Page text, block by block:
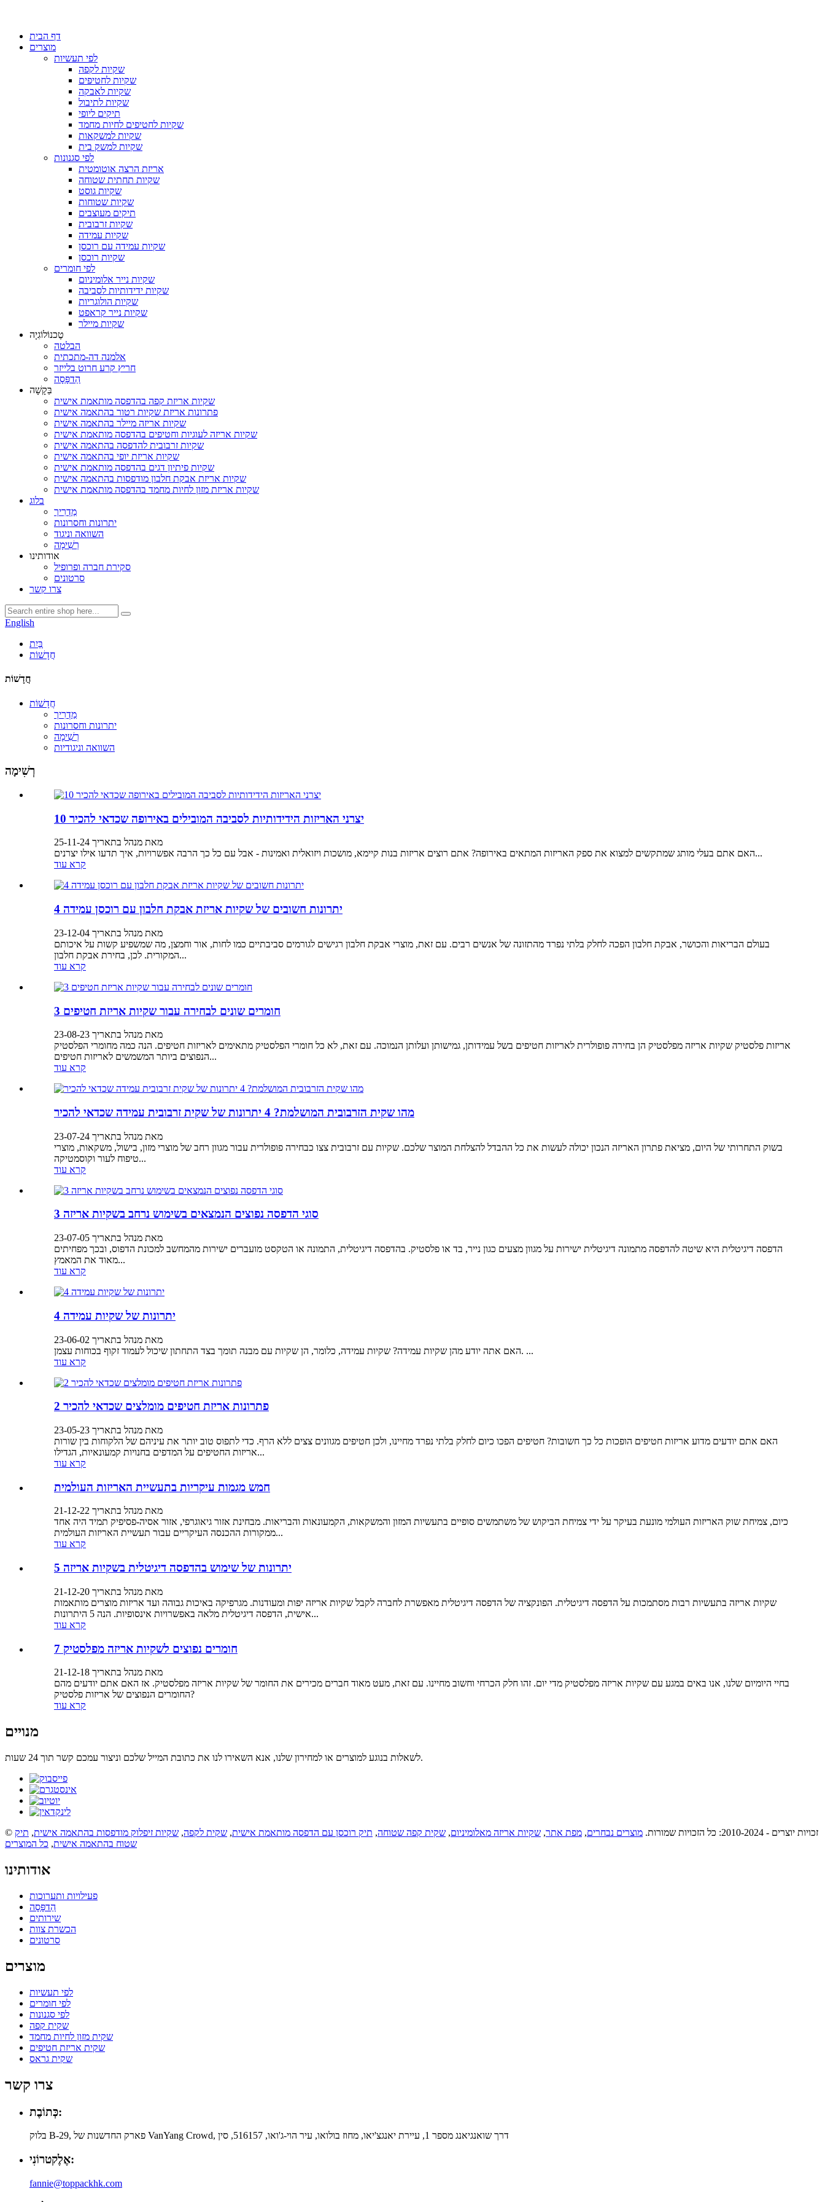
דף הבית
מוצרים
לפי תעשיות
שקיות לקפה
שקיות לחטיפים
שקיות לאבקה
שקיות לתיבול
תיקים ליופי
שקיות לחטיפים לחיות מחמד
שקיות למשקאות
שקיות למשק בית
לפי סגנונות
אריזת הרצה אוטומטית
שקיות תחתית שטוחה
שקיות גוסט
שקיות שטוחות
תיקים מעוצבים
שקיות זרבובית
שקיות עמידה
שקיות עמידה עם רוכסן
שקיות רוכסן
לפי חומרים
שקיות נייר אלומיניום
שקיות ידידותיות לסביבה
שקיות הולוגריות
שקיות נייר קראפט
שקיות מיילר
טֶכנוֹלוֹגִיָה
הבלטה
אלמנה דה-מתכתית
חריץ קרע חרוט בלייזר
הַדפָּסָה
בַּקָשָׁה
שקיות אריזת קפה בהדפסה מותאמת אישית
פתרונות אריזת שקיות רטור בהתאמה אישית
שקיות אריזה מיילר בהתאמה אישית
שקיות אריזה לעוגיות וחטיפים בהדפסה מותאמת אישית
שקיות זרבובית להדפסה בהתאמה אישית
שקיות אריזת יופי בהתאמה אישית
שקיות פיתיון דגים בהדפסה מותאמת אישית
שקיות אריזת אבקת חלבון מודפסות בהתאמה אישית
שקיות אריזת מזון לחיות מחמד בהדפסה מותאמת אישית
בלוג
מַדְרִיך
יתרונות וחסרונות
השוואה וניגוד
רְשִׁימָה
אודותינו
סקירת חברה ופרופיל
סרטונים
צרו קשר
English
בַּיִת
חֲדָשׁוֹת
חֲדָשׁוֹת
חֲדָשׁוֹת
מַדְרִיך
יתרונות וחסרונות
רְשִׁימָה
השוואה וניגודיות
רְשִׁימָה
10 יצרני האריזות הידידותיות לסביבה המובילים באירופה שכדאי להכיר
מאת מנהל בתאריך 25-11-24
האם אתם בעלי מותג שמתקשים למצוא את ספק האריזות המתאים באירופה? אתם רוצים אריזות בנות קיימא, מושכות ויזואלית ואמינות - אבל עם כל כך הרבה אפשרויות, איך תדעו אילו יצרנים...
קרא עוד
4 יתרונות חשובים של שקיות אריזת אבקת חלבון עם רוכסן עמידה
מאת מנהל בתאריך 23-12-04
בעולם הבריאות והכושר, אבקת חלבון הפכה לחלק בלתי נפרד מהתזונה של אנשים רבים. עם זאת, מוצרי אבקת חלבון רגישים לגורמים סביבתיים כמו לחות, אור וחמצן, מה שמשפיע קשות על איכותם
המקורית. לכן, בחירת אבקת חלבון...
קרא עוד
3 חומרים שונים לבחירה עבור שקיות אריזת חטיפים
מאת מנהל בתאריך 23-08-23
אריזות פלסטיק שקיות אריזה מפלסטיק הן בחירה פופולרית לאריזות חטיפים בשל עמידותן, גמישותן ועלותן הנמוכה. עם זאת, לא כל חומרי הפלסטיק מתאימים לאריזות חטיפים. הנה כמה מחומרי הפלסטיק
הנפוצים ביותר המשמשים לאריזות חטיפים...
קרא עוד
מהו שקית הזרבובית המושלמת? 4 יתרונות של שקית זרבובית עמידה שכדאי להכיר
מאת מנהל בתאריך 23-07-24
בשוק התחרותי של היום, מציאת פתרון האריזה הנכון יכולה לעשות את כל ההבדל להצלחת המוצר שלכם. שקיות עם זרבובית צצו כבחירה פופולרית עבור מגוון רחב של מוצרי מזון, בישול, משקאות, מוצרי
טיפוח לעור וקוסמטיקה...
קרא עוד
3 סוגי הדפסה נפוצים הנמצאים בשימוש נרחב בשקיות אריזה
מאת מנהל בתאריך 23-07-05
הדפסה דיגיטלית היא שיטה להדפסה מתמונה דיגיטלית ישירות על מגוון מצעים כגון נייר, בד או פלסטיק. בהדפסה דיגיטלית, התמונה או הטקסט מועברים ישירות מהמחשב למכונת הדפוס, ובכך מפחיתים
מאוד את המאמץ...
קרא עוד
4 יתרונות של שקיות עמידה
מאת מנהל בתאריך 23-06-02
האם אתה יודע מהן שקיות עמידה? שקיות עמידה, כלומר, הן שקיות עם מבנה תומך בצד התחתון שיכול לעמוד זקוף בכוחות עצמן. ...
קרא עוד
2 פתרונות אריזת חטיפים מומלצים שכדאי להכיר
מאת מנהל בתאריך 23-05-23
האם אתם יודעים מדוע אריזות חטיפים הופכות כל כך חשובות? חטיפים הפכו כיום לחלק בלתי נפרד מחיינו, ולכן חטיפים מגוונים צצים ללא הרף. כדי לתפוס טוב יותר את עיניהם של הלקוחות בין שורות
אריזות החטיפים על המדפים בחנויות קמעונאיות, הגדילו...
קרא עוד
חמש מגמות עיקריות בתעשיית האריזות העולמית
מאת מנהל בתאריך 21-12-22
כיום, צמיחת שוק האריזות העולמי מונעת בעיקר על ידי צמיחת הביקוש של משתמשים סופיים בתעשיות המזון והמשקאות, הקמעונאות והבריאות. מבחינת אזור גיאוגרפי, אזור אסיה-פסיפיק תמיד היה אחד
ממקורות ההכנסה העיקריים עבור תעשיית האריזות העולמית...
קרא עוד
5 יתרונות של שימוש בהדפסה דיגיטלית בשקיות אריזה
מאת מנהל בתאריך 21-12-20
שקיות אריזה בתעשיות רבות מסתמכות על הדפסה דיגיטלית. הפונקציה של הדפסה דיגיטלית מאפשרת לחברה לקבל שקיות אריזה יפות ומעודנות. מגרפיקה באיכות גבוהה ועד אריזות מוצרים מותאמות
אישית, הדפסה דיגיטלית מלאה באפשרויות אינסופיות. הנה 5 היתרונות...
קרא עוד
7 חומרים נפוצים לשקיות אריזה מפלסטיק
מאת מנהל בתאריך 21-12-18
בחיי היומיום שלנו, אנו באים במגע עם שקיות אריזה מפלסטיק מדי יום. זהו חלק הכרחי וחשוב מחיינו. עם זאת, מעט מאוד חברים מכירים את החומר של שקיות אריזה מפלסטיק. אז האם אתם יודעים מהם
החומרים הנפוצים של אריזות פלסטיק?
קרא עוד
מנויים
לשאלות בנוגע למוצרים או למחירון שלנו, אנא השאירו לנו את כתובת המייל שלכם וניצור עמכם קשר תוך 24 שעות.
© זכויות יוצרים - 2010-2024: כל הזכויות שמורות. מוצרים נבחרים, מפת אתר, שקיות אריזה מאלומיניום, שקית קפה שטוחה, תיק רוכסן עם הדפסה מותאמת אישית, שקית לקפה, שקיות זיפלוק מודפסות בהתאמה אישית, תיק
שטוח בהתאמה אישית, כל המוצרים
אודותינו
פעילויות ותערוכות
הַדפָּסָה
שירותים
הכשרת צוות
סרטונים
מוצרים
לפי תעשיות
לפי חומרים
לפי סגנונות
שקית קפה
שקית מזון לחיות מחמד
שקית אריזת חטיפים
שקית גראס
צרו קשר
כְּתוֹבֶת:
בלוק B-29, פארק החדשנות של VanYang Crowd, דרך שואנגיאנג מספר 1, עיירת יאנגצ'יאו, מחוז בולואו, עיר הוי-ג'ואו, 516157, סין
אֶלֶקטרוֹנִי:
fannie@toppackhk.com